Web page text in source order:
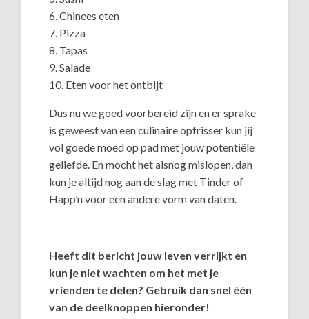
6. Chinees eten
7. Pizza
8. Tapas
9. Salade
10. Eten voor het ontbijt
Dus nu we goed voorbereid zijn en er sprake
is geweest van een culinaire opfrisser kun jij
vol goede moed op pad met jouw potentiële
geliefde. En mocht het alsnog mislopen, dan
kun je altijd nog aan de slag met Tinder of
Happ’n voor een andere vorm van daten.
Heeft dit bericht jouw leven verrijkt en
kun je niet wachten om het met je
vrienden te delen? Gebruik dan snel één
van de deelknoppen hieronder!